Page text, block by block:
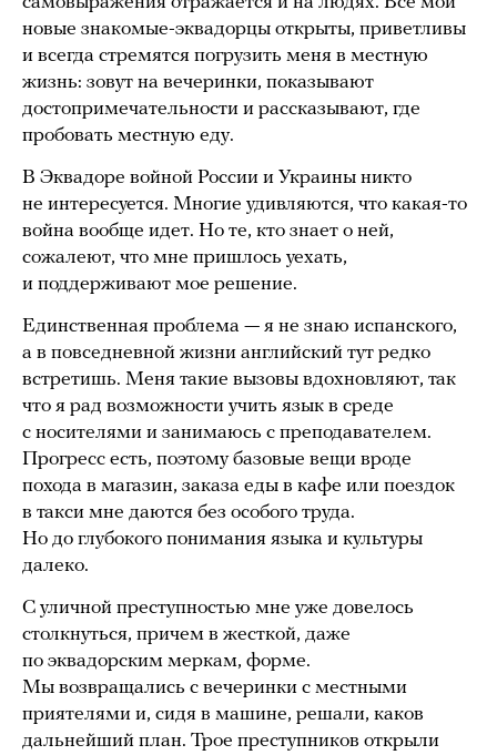
новые знакомые-эквадорцы открыты, приветливы
и всегда стремятся погрузить меня в местную
жизнь: зовут на вечеринки, показывают
достопримечательности и рассказывают, где
пробовать местную еду.
В Эквадоре войной России и Украины никто
не интересуется. Многие удивляются, что какая-то
война вообще идет. Но те, кто знает о ней,
сожалеют, что мне пришлось уехать,
и поддерживают мое решение.
Единственная проблема — я не знаю испанского,
а в повседневной жизни английский тут редко
встретишь. Меня такие вызовы вдохновляют, так
что я рад возможности учить язык в среде
с носителями и занимаюсь с преподавателем.
Прогресс есть, поэтому базовые вещи вроде
похода в магазин, заказа еды в кафе или поездок
в такси мне даются без особого труда.
Но до глубокого понимания языка и культуры
далеко.
С уличной преступностью мне уже довелось
столкнуться, причем в жесткой, даже
по эквадорским меркам, форме.
Мы возвращались с вечеринки с местными
приятелями и, сидя в машине, решали, каков
дальнейший план. Трое преступников открыли